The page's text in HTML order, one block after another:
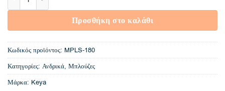
Προσθήκη στο καλάθι
Κωδικός προϊόντος: MPLS-180
Κατηγορίες: Ανδρικά, Μπλούζες
Μάρκα: Keya